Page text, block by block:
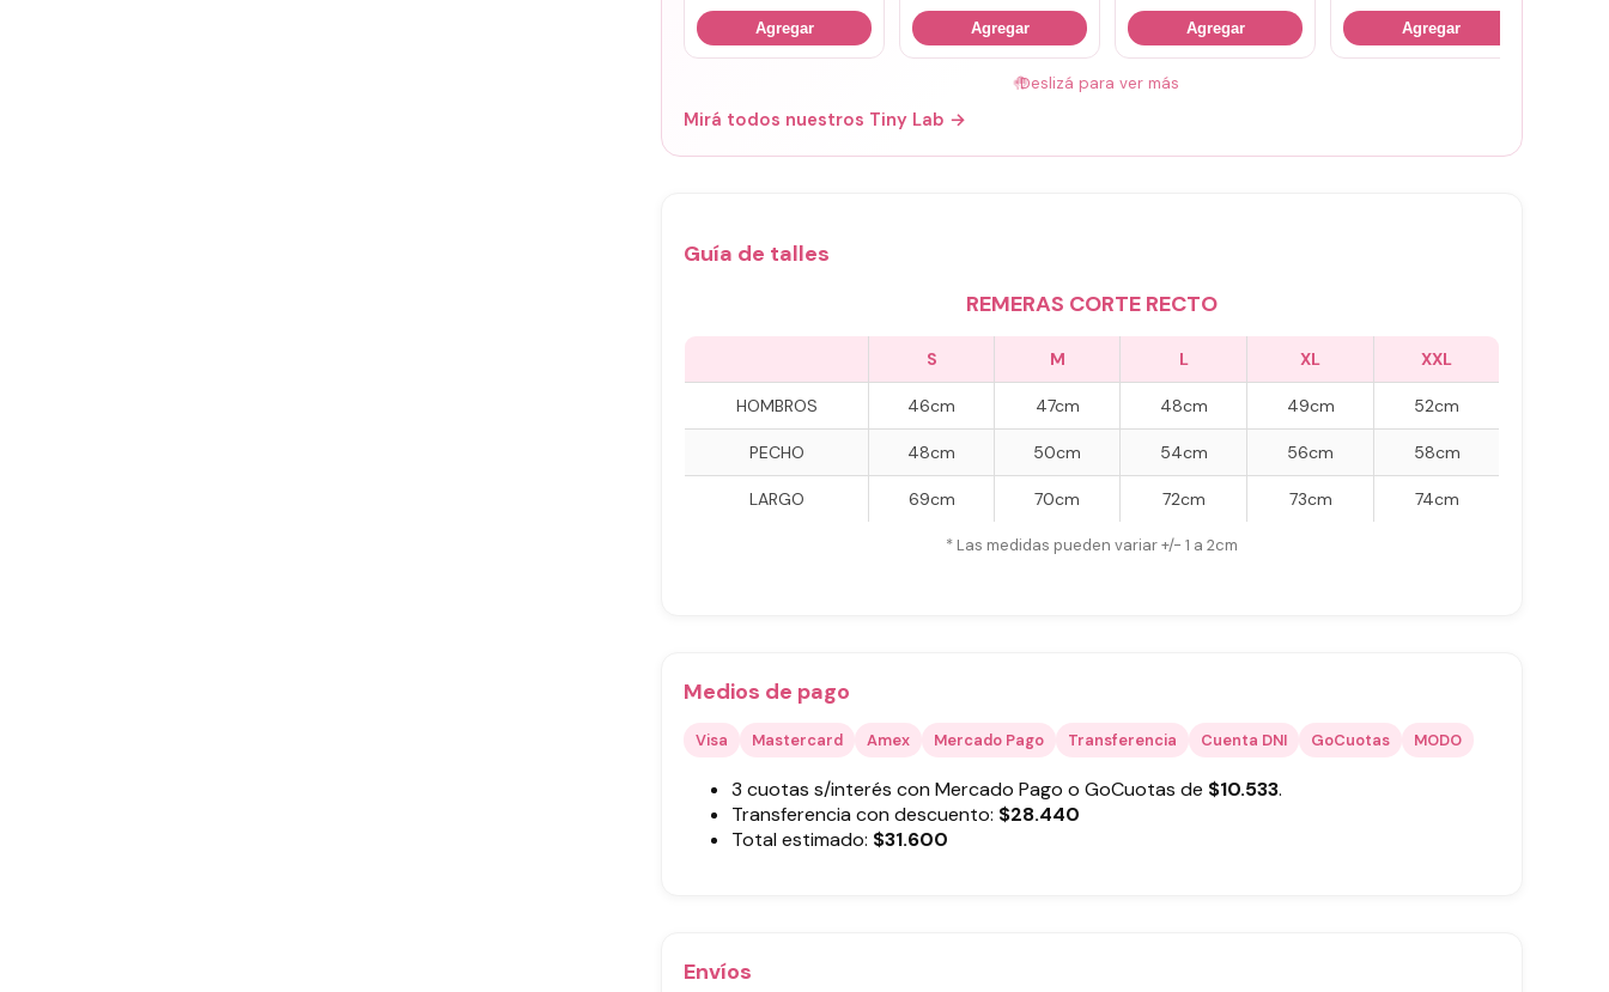
Agregar Agregar Agregar Agregar
🤚Deslizá para ver más
Mirá todos nuestros Tiny Lab →
Guía de talles
REMERAS CORTE RECTO
S M L XL XXL
HOMBROS 46cm 47cm 48cm 49cm 52cm
PECHO 48cm 50cm 54cm 56cm 58cm
LARGO 69cm 70cm 72cm 73cm 74cm
* Las medidas pueden variar +/- 1 a 2cm
Medios de pago
Visa Mastercard Amex Mercado Pago Transferencia Cuenta DNI GoCuotas MODO
3 cuotas s/interés con Mercado Pago o GoCuotas de $10.533.
Transferencia con descuento: $28.440
Total estimado: $31.600
Envíos